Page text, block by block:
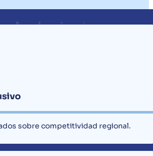
sobre competitividad regional.